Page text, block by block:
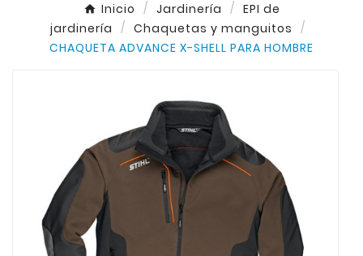
Inicio Jardinería
EPI de
jardinería
Chaquetas y manguitos
CHAQUETA ADVANCE X-SHELL PARA HOMBRE